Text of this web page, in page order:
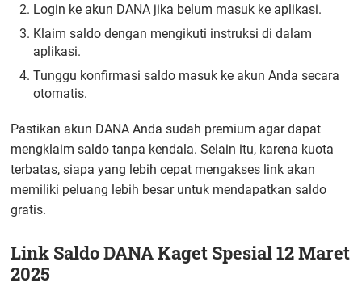
Login ke akun DANA jika belum masuk ke aplikasi.
Klaim saldo dengan mengikuti instruksi di dalam
aplikasi.
Tunggu konfirmasi saldo masuk ke akun Anda secara
otomatis.
Pastikan akun DANA Anda sudah premium agar dapat
mengklaim saldo tanpa kendala. Selain itu, karena kuota
terbatas, siapa yang lebih cepat mengakses link akan
memiliki peluang lebih besar untuk mendapatkan saldo
gratis.
Link Saldo DANA Kaget Spesial 12 Maret
2025